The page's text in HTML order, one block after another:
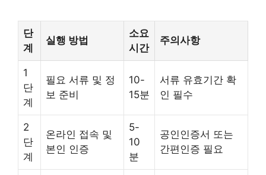
단
계
실행 방법
소요
시간
주의사항
1
단
계
필요 서류 및 정
보 준비
10-
15분
서류 유효기간 확
인 필수
2
단
계
온라인 접속 및
본인 인증
5-
10
분
공인인증서 또는
간편인증 필요